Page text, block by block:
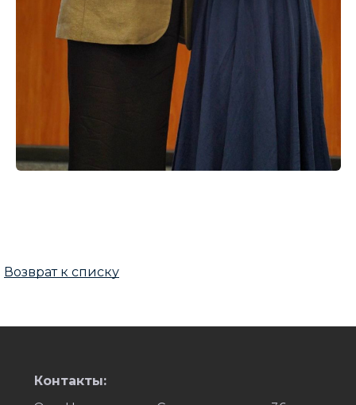
Возврат к списку
Контакты: